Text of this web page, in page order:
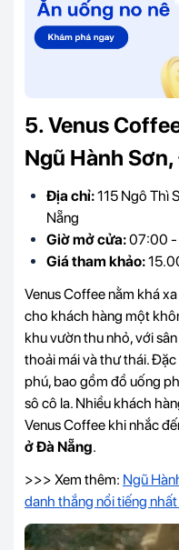
5. Venus
Ngũ Hành
Địa chỉ:115 Ngô Thì
Nẵng
Giờ mở cửa:07:00
Giá tham khảo:
Venus Coffee nằm khá
cho khách hàng một
khu vườn thu nhỏ, với
thoải mái và thư thái.
phú, bao gồm đồ uống
sô cô la. Nhiều khách
Venus Coffee khi nhắc
ở Đà Nẵng.
>>> Xem thêm: Ngũ
danh thắng nổi tiếng nhất